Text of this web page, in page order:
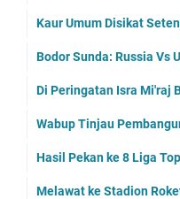
Kaur Umum Disikat
Bodor Sunda: Russia Vs
Di Peringatan Isra Mi'raj
Wabup Tinjau
Hasil Pekan ke 8 Liga
Melawat ke Stadion